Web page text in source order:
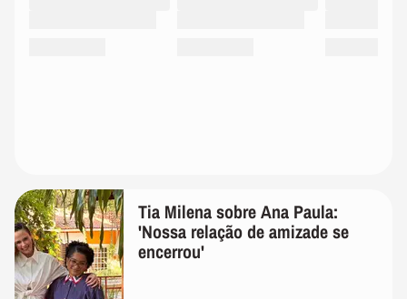
Tia Milena sobre Ana Paula:
'Nossa relação de amizade se
encerrou'